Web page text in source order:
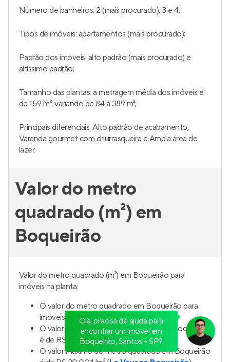
Número de banheiros: 2 (mais procurado), 3 e 4;
Tipos de imóveis: apartamentos (mais procurado);
Padrão dos imóveis: alto padrão (mais procurado) e
altíssimo padrão;
Tamanho das plantas: a metragem média dos imóveis é
de 159 m², variando de 84 a 389 m²;
Principais diferenciais: Alto padrão de acabamento,
Varanda gourmet com churrasqueira e Ampla área de
lazer.
Valor do metro
quadrado (m²) em
Boqueirão
Valor do metro quadrado (m²) em Boqueirão para
imóveis na planta:
O valor do metro quadrado em Boqueirão para
imóveis na planta é de R$ 14.184/m²
O valor mínimo do metro quadrado em Boqueirão
é de R$ 10.841/m² (Lamar20).
O valor máximo do metro quadrado em Boqueirão
Olá, precisa de ajuda para
encontrar um imóvel em
Boqueirão, Santos - SP?